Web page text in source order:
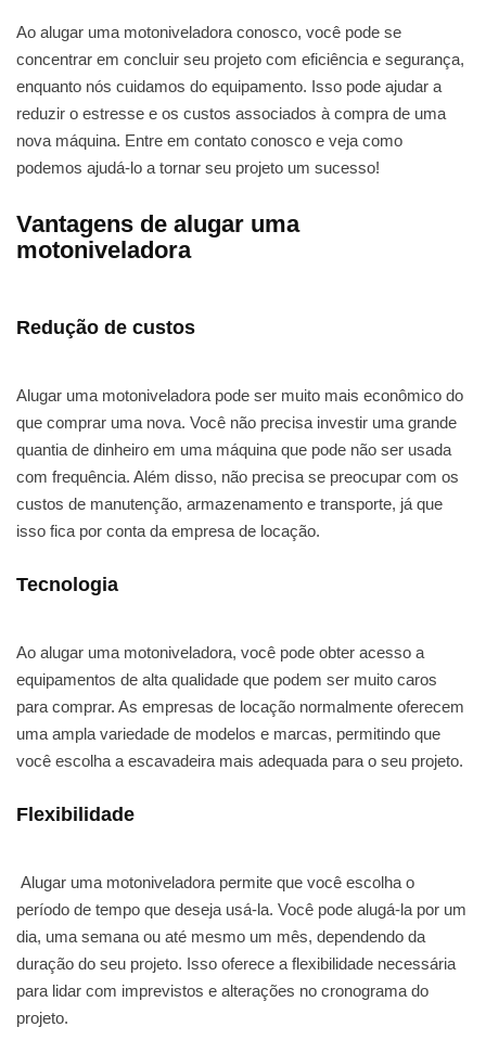
Ao alugar uma motoniveladora conosco, você pode se
concentrar em concluir seu projeto com eficiência e segurança,
enquanto nós cuidamos do equipamento. Isso pode ajudar a
reduzir o estresse e os custos associados à compra de uma
nova máquina. Entre em contato conosco e veja como
podemos ajudá-lo a tornar seu projeto um sucesso!
Vantagens de alugar uma
motoniveladora
Redução de custos
Alugar uma motoniveladora pode ser muito mais econômico do
que comprar uma nova. Você não precisa investir uma grande
quantia de dinheiro em uma máquina que pode não ser usada
com frequência. Além disso, não precisa se preocupar com os
custos de manutenção, armazenamento e transporte, já que
isso fica por conta da empresa de locação.
Tecnologia
Ao alugar uma motoniveladora, você pode obter acesso a
equipamentos de alta qualidade que podem ser muito caros
para comprar. As empresas de locação normalmente oferecem
uma ampla variedade de modelos e marcas, permitindo que
você escolha a escavadeira mais adequada para o seu projeto.
Flexibilidade
Alugar uma motoniveladora permite que você escolha o
período de tempo que deseja usá-la. Você pode alugá-la por um
dia, uma semana ou até mesmo um mês, dependendo da
duração do seu projeto. Isso oferece a flexibilidade necessária
para lidar com imprevistos e alterações no cronograma do
projeto.